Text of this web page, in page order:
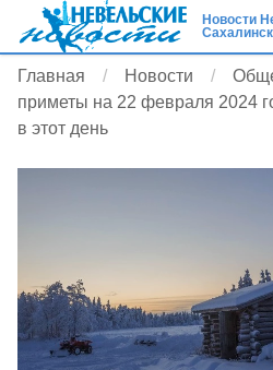
Новости
Главная Новости
приметы на 22 февраля 2024
в этот день